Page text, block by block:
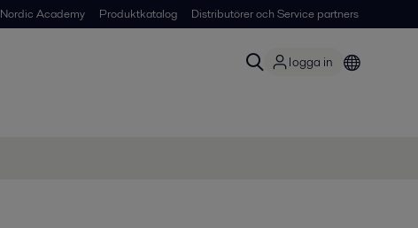
Nordic Academy Produktkatalog Distributörer och Service partners
logga in